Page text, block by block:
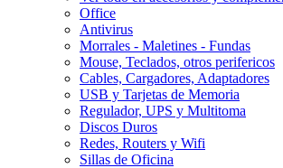
Office
Antivirus
Morrales - Maletines - Fundas
Mouse, Teclados, otros perifericos
Cables, Cargadores, Adaptadores
USB y Tarjetas de Memoria
Regulador, UPS y Multitoma
Discos Duros
Redes, Routers y Wifi
Sillas de Oficina